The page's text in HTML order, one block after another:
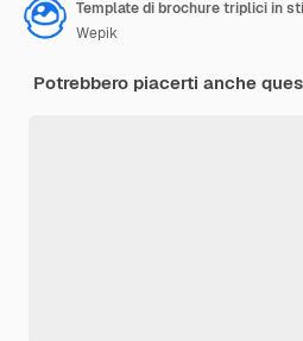
Template di brochure triplici in
Wepik
Potrebbero piacerti anche